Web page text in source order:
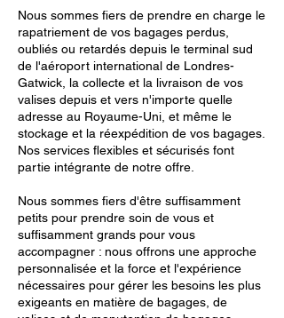
Nous sommes fiers de prendre en charge le
rapatriement de vos bagages perdus,
oubliés ou retardés depuis le terminal sud
de l'aéroport international de Londres-
Gatwick, la collecte et la livraison de vos
valises depuis et vers n'importe quelle
adresse au Royaume-Uni, et même le
stockage et la réexpédition de vos bagages.
Nos services flexibles et sécurisés font
partie intégrante de notre offre.
Nous sommes fiers d'être suffisamment
petits pour prendre soin de vous et
suffisamment grands pour vous
accompagner : nous offrons une approche
personnalisée et la force et l'expérience
nécessaires pour gérer les besoins les plus
exigeants en matière de bagages, de